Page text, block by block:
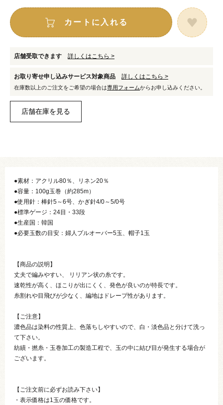
カートに入れる
店舗受取できます 詳しくはこちら >
お取り寄せ申し込みサービス対象商品 詳しくはこちら >
在庫数以上のご注文をご希望の場合は専用フォームからお申し込みください。
●素材：アクリル80％、リネン20％
●容量：100g玉巻（約285m）
●使用針：棒針5～6号、かぎ針4/0～5/0号
●標準ゲージ：24目・33段
●生産国：韓国
●必要玉数の目安：婦人プルオーバー5玉、帽子1玉
【商品の説明】
丈夫で編みやすい、 リリアン状の糸です。
速乾性が高く、ほこりが出にくく、発色が良いのが特長です。
糸割れや目飛びが少なく、編地はドレープ性があります。
【ご注意】
濃色品は染料の性質上、色落ちしやすいので、白・淡色品と分けて洗っ
て下さい。
紡績・撚糸・玉巻加工の製造工程で、玉の中に結び目が発生する場合が
ございます。
【ご注文前に必ずお読み下さい】
・表示価格は1玉の価格です。